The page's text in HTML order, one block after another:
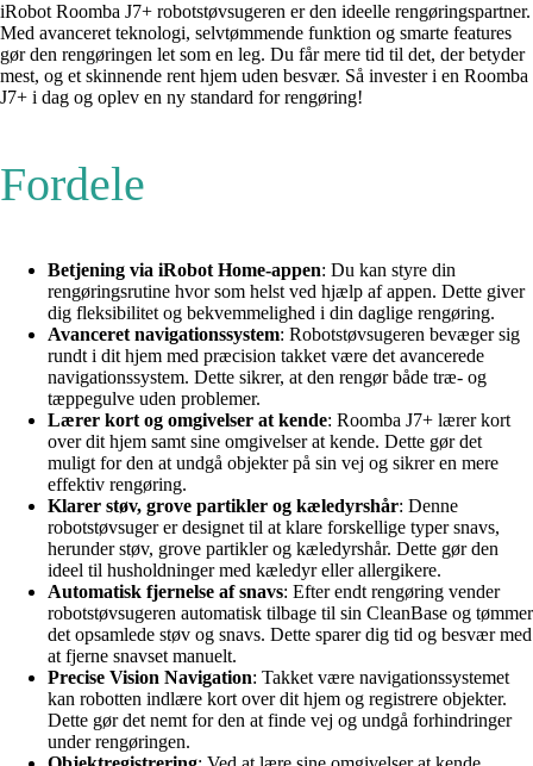
iRobot Roomba J7+ robotstøvsugeren er den ideelle rengøringspartner.
Med avanceret teknologi, selvtømmende funktion og smarte features
gør den rengøringen let som en leg. Du får mere tid til det, der betyder
mest, og et skinnende rent hjem uden besvær. Så invester i en Roomba
J7+ i dag og oplev en ny standard for rengøring!
Fordele
Betjening via iRobot Home-appen: Du kan styre din
rengøringsrutine hvor som helst ved hjælp af appen. Dette giver
dig fleksibilitet og bekvemmelighed i din daglige rengøring.
Avanceret navigationssystem: Robotstøvsugeren bevæger sig
rundt i dit hjem med præcision takket være det avancerede
navigationssystem. Dette sikrer, at den rengør både træ- og
tæppegulve uden problemer.
Lærer kort og omgivelser at kende: Roomba J7+ lærer kort
over dit hjem samt sine omgivelser at kende. Dette gør det
muligt for den at undgå objekter på sin vej og sikrer en mere
effektiv rengøring.
Klarer støv, grove partikler og kæledyrshår: Denne
robotstøvsuger er designet til at klare forskellige typer snavs,
herunder støv, grove partikler og kæledyrshår. Dette gør den
ideel til husholdninger med kæledyr eller allergikere.
Automatisk fjernelse af snavs: Efter endt rengøring vender
robotstøvsugeren automatisk tilbage til sin CleanBase og tømmer
det opsamlede støv og snavs. Dette sparer dig tid og besvær med
at fjerne snavset manuelt.
Precise Vision Navigation: Takket være navigationssystemet
kan robotten indlære kort over dit hjem og registrere objekter.
Dette gør det nemt for den at finde vej og undgå forhindringer
under rengøringen.